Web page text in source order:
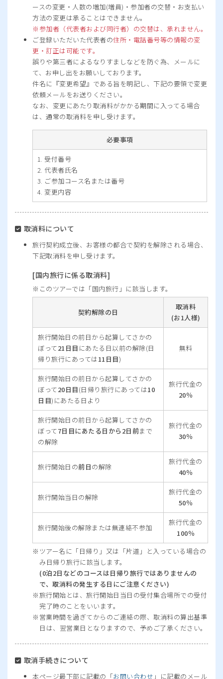
ースの変更・人数の増加(増員)・参加者の交替・お支払い
方法の変更は承ることはできません。
参加者（代表者および同行者）の交替は、承れません。
ご登録いただいた代表者の住所・電話番号等の情報の変
更・訂正は可能です。
誤りや第三者によるなりすましなどを防ぐ為、メールに
て、お申し出をお願いしております。
件名に『変更希望』である旨を明記し、下記の要領で変更
依頼メールをお送りください。
なお、変更にあたり取消料がかかる期間に入ってる場合
は、通常の取消料を申し受けます。
必要事項
受付番号
代表者氏名
ご参加コース名または番号
変更内容
取消料について
旅行契約成立後、お客様の都合で契約を解除される場合、
下記取消料を申し受けます。
[国内旅行に係る取消料]
このツアーでは「国内旅行」に該当します。
契約解除の日
取消料
(お1人様)
旅行開始日の前日から起算してさかの
ぼって21日目 にあたる日以前の解除(日
帰り旅行にあっては11日目)
無料
旅行開始日の前日から起算してさかの
ぼって20日目(日帰り旅行にあっては10
日目)にあたる日より
旅行代金の
20％
旅行開始日の前日から起算してさかの
ぼって7日目にあたる日から2日前まで
の解除
旅行代金の
30％
旅行開始日の前日の解除
旅行代金の
40％
旅行開始当日の解除
旅行代金の
50％
旅行開始後の解除または無連絡不参加
旅行代金の
100％
ツアー名に「日帰り」又は「片道」と入っている場合の
み日帰り旅行に該当します。
(0泊2日などのコースは日帰り旅行ではありませんの
で、取消料の発生する日にご注意ください)
旅行開始とは、旅行開始日当日の受付集合場所での受付
完了時のことをいいます。
営業時間を過ぎてからのご連絡の際、取消料の算出基準
日は、翌営業日となりますので、予めご了承ください。
取消手続きについて
本ページ最下部に記載の「お問い合わせ 」に記載のメール